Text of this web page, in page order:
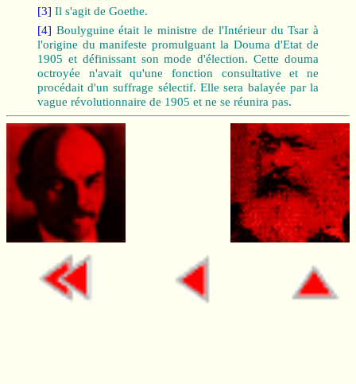
[3] Il s'agit de Goethe.
[4] Boulyguine était le ministre de l'Intérieur du Tsar à
l'origine du manifeste promulguant la Douma d'Etat de
1905 et définissant son mode d'élection. Cette douma
octroyée n'avait qu'une fonction consultative et ne
procédait d'un suffrage sélectif. Elle sera balayée par la
vague révolutionnaire de 1905 et ne se réunira pas.